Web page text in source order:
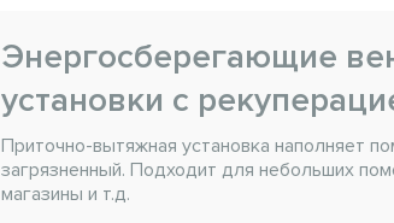
Энергосберегающие
установки с
Приточно-вытяжная установка наполняет
загрязненный. Подходит для небольших
магазины и т.д.